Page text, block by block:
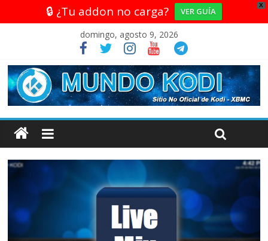
X
🔒 ¿Tu addon no carga? VER GUÍA
domingo, agosto 9, 2026